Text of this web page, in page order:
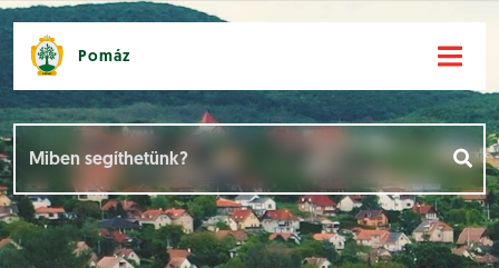
Pomáz
Események []